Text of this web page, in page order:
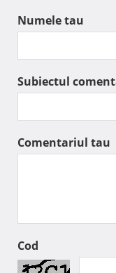
Numele tau
Subiectul
Comentariul tau
Cod